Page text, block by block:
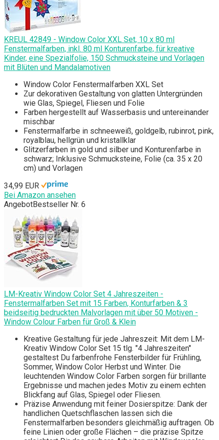
KREUL 42849 - Window Color XXL Set, 10 x 80 ml
Fenstermalfarben, inkl. 80 ml Konturenfarbe, für kreative
Kinder, eine Spezialfolie, 150 Schmucksteine und Vorlagen
mit Blüten und Mandalamotiven
Window Color Fenstermalfarben XXL Set
Zur dekorativen Gestaltung von glatten Untergründen
wie Glas, Spiegel, Fliesen und Folie
Farben hergestellt auf Wasserbasis und untereinander
mischbar
Fenstermalfarbe in schneeweiß, goldgelb, rubinrot, pink,
royalblau, hellgrün und kristallklar
Glitzerfarben in gold und silber und Konturenfarbe in
schwarz; Inklusive Schmucksteine, Folie (ca. 35 x 20
cm) und Vorlagen
34,99 EUR
Bei Amazon ansehen
AngebotBestseller Nr. 6
LM-Kreativ Window Color Set 4 Jahreszeiten -
Fenstermalfarben Set mit 15 Farben, Konturfarben & 3
beidseitig bedruckten Malvorlagen mit über 50 Motiven -
Window Colour Farben für Groß & Klein
Kreative Gestaltung für jede Jahreszeit: Mit dem LM-
Kreativ Window Color Set 15 tlg. "4 Jahreszeiten"
gestaltest Du farbenfrohe Fensterbilder für Frühling,
Sommer, Window Color Herbst und Winter. Die
leuchtenden Window Color Farben sorgen für brillante
Ergebnisse und machen jedes Motiv zu einem echten
Blickfang auf Glas, Spiegel oder Fliesen.
Präzise Anwendung mit feiner Dosierspitze: Dank der
handlichen Quetschflaschen lassen sich die
Fenstermalfarben besonders gleichmäßig auftragen. Ob
feine Linien oder große Flächen – die präzise Spitze